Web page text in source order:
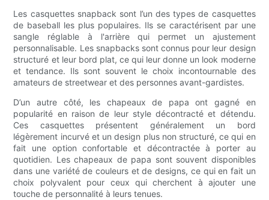
Les casquettes snapback sont l’un des types de casquettes
de baseball les plus populaires. Ils se caractérisent par une
sangle réglable à l'arrière qui permet un ajustement
personnalisable. Les snapbacks sont connus pour leur design
structuré et leur bord plat, ce qui leur donne un look moderne
et tendance. Ils sont souvent le choix incontournable des
amateurs de streetwear et des personnes avant-gardistes.
D’un autre côté, les chapeaux de papa ont gagné en
popularité en raison de leur style décontracté et détendu.
Ces casquettes présentent généralement un bord
légèrement incurvé et un design plus non structuré, ce qui en
fait une option confortable et décontractée à porter au
quotidien. Les chapeaux de papa sont souvent disponibles
dans une variété de couleurs et de designs, ce qui en fait un
choix polyvalent pour ceux qui cherchent à ajouter une
touche de personnalité à leurs tenues.